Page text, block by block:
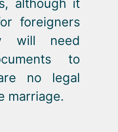
foreigners
will need
to
no legal
marriage.